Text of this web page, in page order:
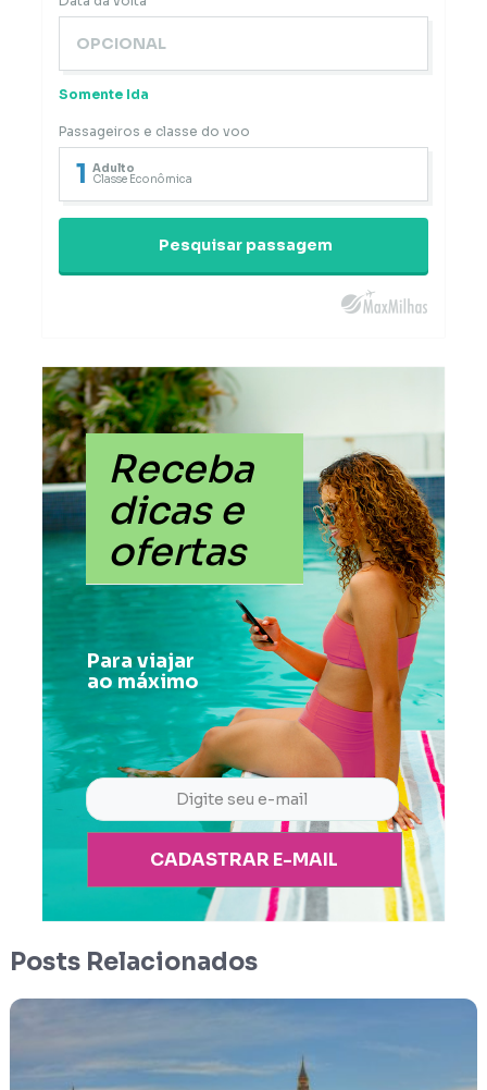
Somente Ida
Passageiros e classe do voo
1 Adulto
Classe Econômica
Pesquisar passagem
Receba
dicas e
ofertas
Para viajar
ao máximo
CADASTRAR E-MAIL
Posts Relacionados